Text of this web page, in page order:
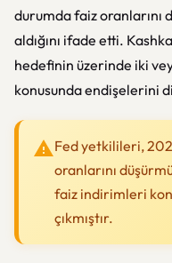
durumda faiz oranlarını
aldığını ifade etti.
hedefinin üzerinde iki
konusunda endişelerini
Fed yetkilileri,
oranlarını
faiz indirimleri
çıkmıştır.